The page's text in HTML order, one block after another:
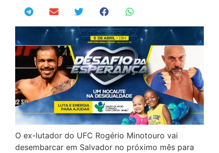
O ex-lutador do UFC Rogério Minotouro vai
desembarcar em Salvador no próximo mês para